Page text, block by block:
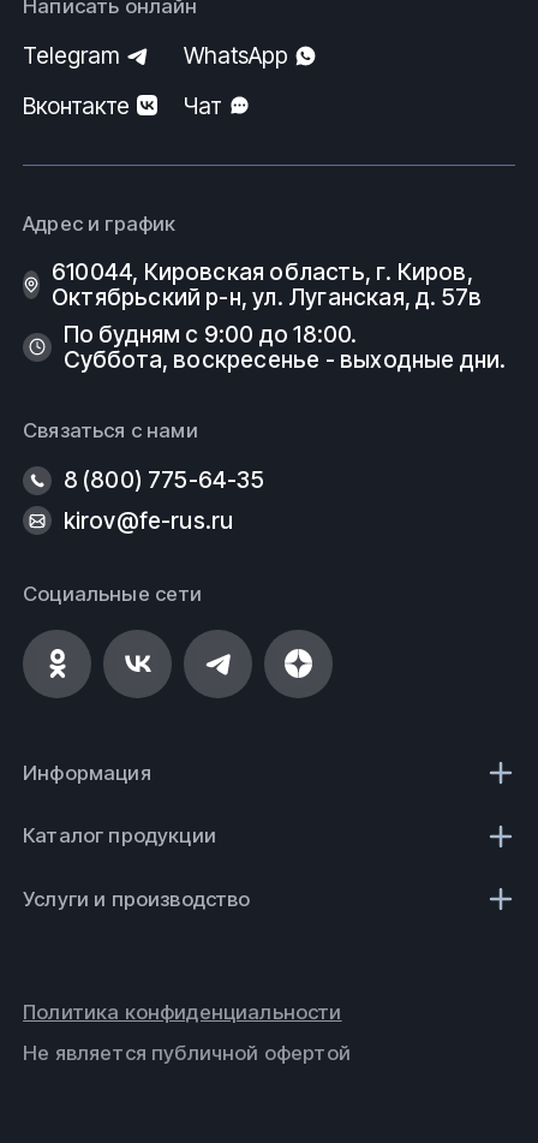
Написать онлайн
Telegram
WhatsApp
Вконтакте
Чат
Адрес и график
610044, Кировская область, г. Киров, ​
Октябрьский р-н, ​ул. Луганская, д. 57в
По будням с 9:00 до 18:00.
Суббота, воскресенье - выходные дни.
Связаться с нами
8 (800) 775-64-35
kirov@fe-rus.ru
Социальные сети
Информация
Каталог продукции
Услуги и производство
Не является публичной офертой
Политика конфиденциальности